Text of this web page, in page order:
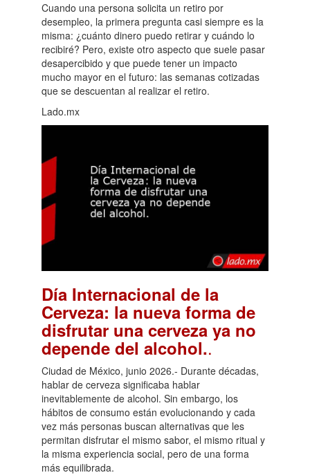
Cuando una persona solicita un retiro por
desempleo, la primera pregunta casi siempre es la
misma: ¿cuánto dinero puedo retirar y cuándo lo
recibiré? Pero, existe otro aspecto que suele pasar
desapercibido y que puede tener un impacto
mucho mayor en el futuro: las semanas cotizadas
que se descuentan al realizar el retiro.
Lado.mx
Día Internacional de la
Cerveza: la nueva forma de
disfrutar una cerveza ya no
depende del alcohol..
Ciudad de México, junio 2026.- Durante décadas,
hablar de cerveza significaba hablar
inevitablemente de alcohol. Sin embargo, los
hábitos de consumo están evolucionando y cada
vez más personas buscan alternativas que les
permitan disfrutar el mismo sabor, el mismo ritual y
la misma experiencia social, pero de una forma
más equilibrada.